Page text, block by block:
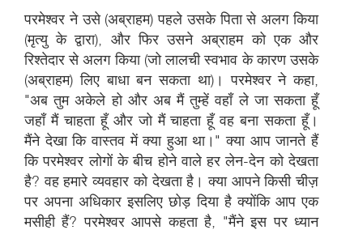
परमेश्वर ने उसे (अब्राहम) पहले उसके पिता से अलग किया
(मृत्यु के द्वारा), और फिर उसने अब्राहम को एक और
रिश्तेदार से अलग किया (जो लालची स्वभाव के कारण उसके
(अब्राहम) लिए बाधा बन सकता था)। परमेश्वर ने कहा,
"अब तुम अकेले हो और अब मैं तुम्हें वहाँ ले जा सकता हूँ
जहाँ मैं चाहता हूँ और जो मैं चाहता हूँ वह बना सकता हूँ।
मैंने देखा कि वास्तव में क्या हुआ था।" क्या आप जानते हैं
कि परमेश्वर लोगों के बीच होने वाले हर लेन-देन को देखता
है? वह हमारे व्यवहार को देखता है। क्या आपने किसी चीज़
पर अपना अधिकार इसलिए छोड़ दिया है क्योंकि आप एक
मसीही हैं? परमेश्वर आपसे कहता है, "मैंने इस पर ध्यान